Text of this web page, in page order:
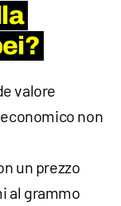
valore
non
un prezzo
al grammo